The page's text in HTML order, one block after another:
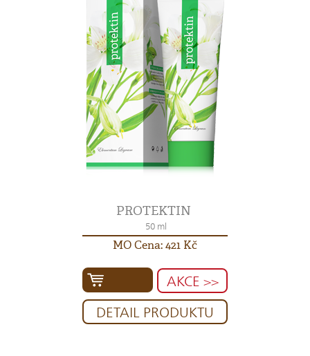
PROTEKTIN
50 ml
MO Cena: 421 Kč
AKCE >>
DETAIL PRODUKTU